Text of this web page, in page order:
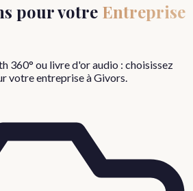
pour votre Entreprise
360° ou livre d'or audio : choisissez
votreentrepriseàGivors.